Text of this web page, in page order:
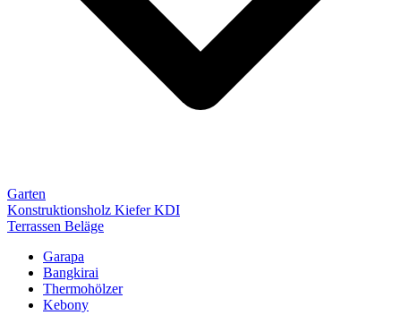
Garten
Konstruktionsholz Kiefer KDI
Terrassen Beläge
Garapa
Bangkirai
Thermohölzer
Kebony